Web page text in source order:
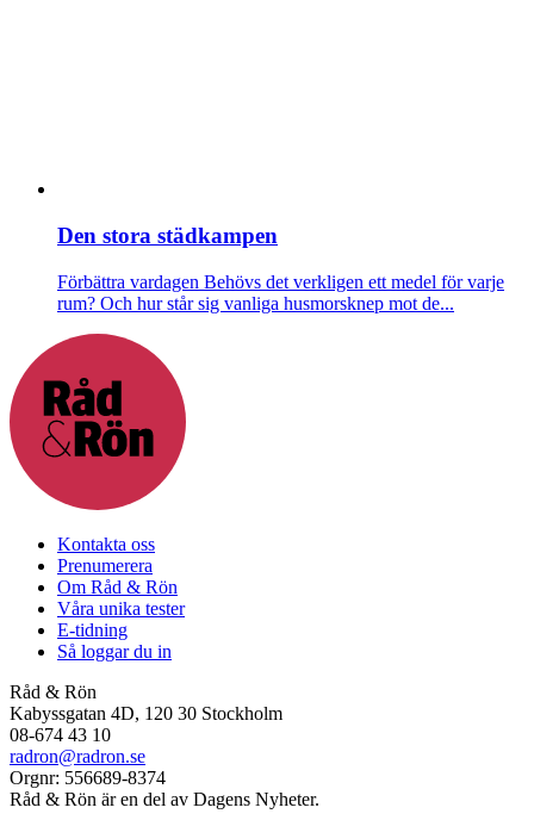
Den stora städkampen
Förbättra vardagen Behövs det verkligen ett medel för varje
rum? Och hur står sig vanliga husmorsknep mot de...
Kontakta oss
Prenumerera
Om Råd & Rön
Våra unika tester
E-tidning
Så loggar du in
Råd & Rön
Kabyssgatan 4D, 120 30 Stockholm
08-674 43 10
radron@radron.se
Orgnr: 556689-8374
Råd & Rön är en del av Dagens Nyheter.